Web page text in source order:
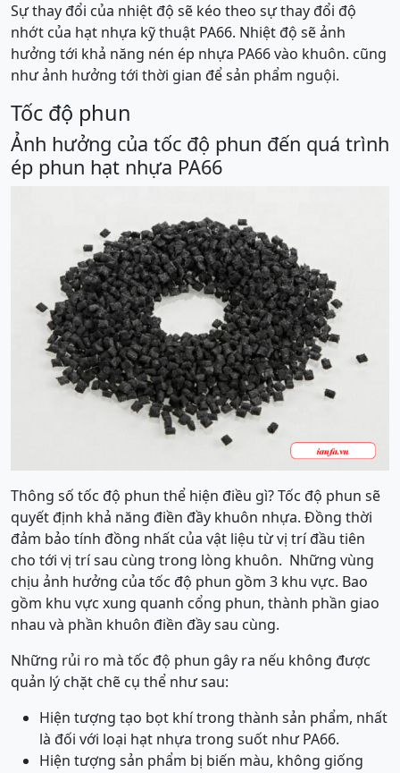
Sự thay đổi của nhiệt độ sẽ kéo theo sự thay đổi độ
nhớt của hạt nhựa kỹ thuật PA66. Nhiệt độ sẽ ảnh
hưởng tới khả năng nén ép nhựa PA66 vào khuôn. cũng
như ảnh hưởng tới thời gian để sản phẩm nguội.
Tốc độ phun
Ảnh hưởng của tốc độ phun đến quá trình
ép phun hạt nhựa PA66
Thông số tốc độ phun thể hiện điều gì? Tốc độ phun sẽ
quyết định khả năng điền đầy khuôn nhựa. Đồng thời
đảm bảo tính đồng nhất của vật liệu từ vị trí đầu tiên
cho tới vị trí sau cùng trong lòng khuôn. Những vùng
chịu ảnh hưởng của tốc độ phun gồm 3 khu vực. Bao
gồm khu vực xung quanh cổng phun, thành phần giao
nhau và phần khuôn điền đầy sau cùng.
Những rủi ro mà tốc độ phun gây ra nếu không được
quản lý chặt chẽ cụ thể như sau:
Hiện tượng tạo bọt khí trong thành sản phẩm, nhất
là đối với loại hạt nhựa trong suốt như PA66.
Hiện tượng sản phẩm bị biến màu, không giống